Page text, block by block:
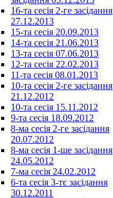
16-та сесія 2-ге засідання
27.12.2013
15-та сесія 20.09.2013
14-та сесія 21.06.2013
13-та сесія 07.06.2013
12-та сесія 22.02.2013
11-та сесія 08.01.2013
10-та сесія 2-ге засідання
21.12.2012
10-та сесія 15.11.2012
9-та сесія 18.09.2012
8-ма сесія 2-ге засідання
20.07.2012
8-ма сесія 1-ше засідання
24.05.2012
7-ма сесія 24.02.2012
6-та сесія 3-тє засідання
30.12.2011